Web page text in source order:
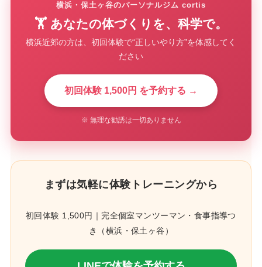
横浜・保土ヶ谷のパーソナルジム cortis
🏋️ あなたの体づくりを、科学で。
横浜近郊の方は、初回体験で“正しいやり方”を体感してく
ださい
初回体験 1,500円 を予約する →
※ 無理な勧誘は一切ありません
まずは気軽に体験トレーニングから
初回体験 1,500円｜完全個室マンツーマン・食事指導つ
き（横浜・保土ヶ谷）